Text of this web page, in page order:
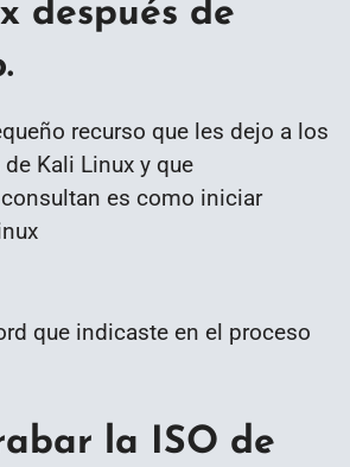
después de
recurso que les dejo a los
Kali Linux y que
es como iniciar
que indicaste en el proceso
la ISO de